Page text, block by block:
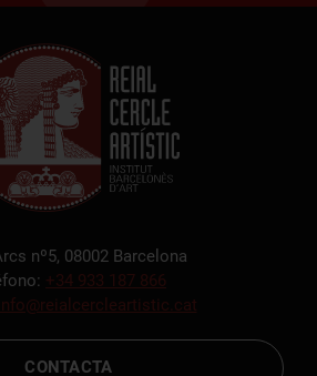
nº5, 08002 Barcelona
+34 933 187 866
CONTACTA